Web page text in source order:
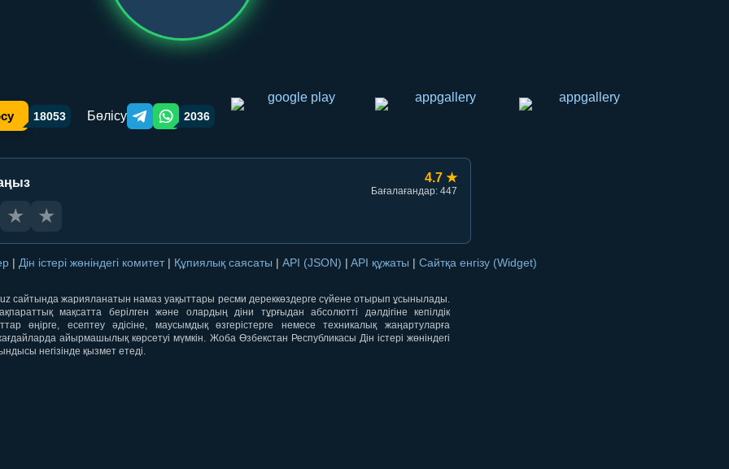
18053 Бөлісу Telegram orqali ulashish
WhatsApp orqali ulashish
2036
4.7 ★
Бағалағандар: 447
★ ★
| Дін істері жөніндегі комитет | Құпиялық саясаты | API (JSON) | API құжаты | Сайтқа енгізу (Widget)
сайтында жарияланатын намаз уақыттары ресми дереккөздерге сүйене отырып ұсынылады.
мақсатта берілген және олардың діни тұрғыдан абсолютті дәлдігіне кепілдік
өңірге, есептеу әдісіне, маусымдық өзгерістерге немесе техникалық жаңартуларға
айырмашылық көрсетуі мүмкін. Жоба Өзбекстан Республикасы Дін істері жөніндегі
негізінде қызмет етеді.